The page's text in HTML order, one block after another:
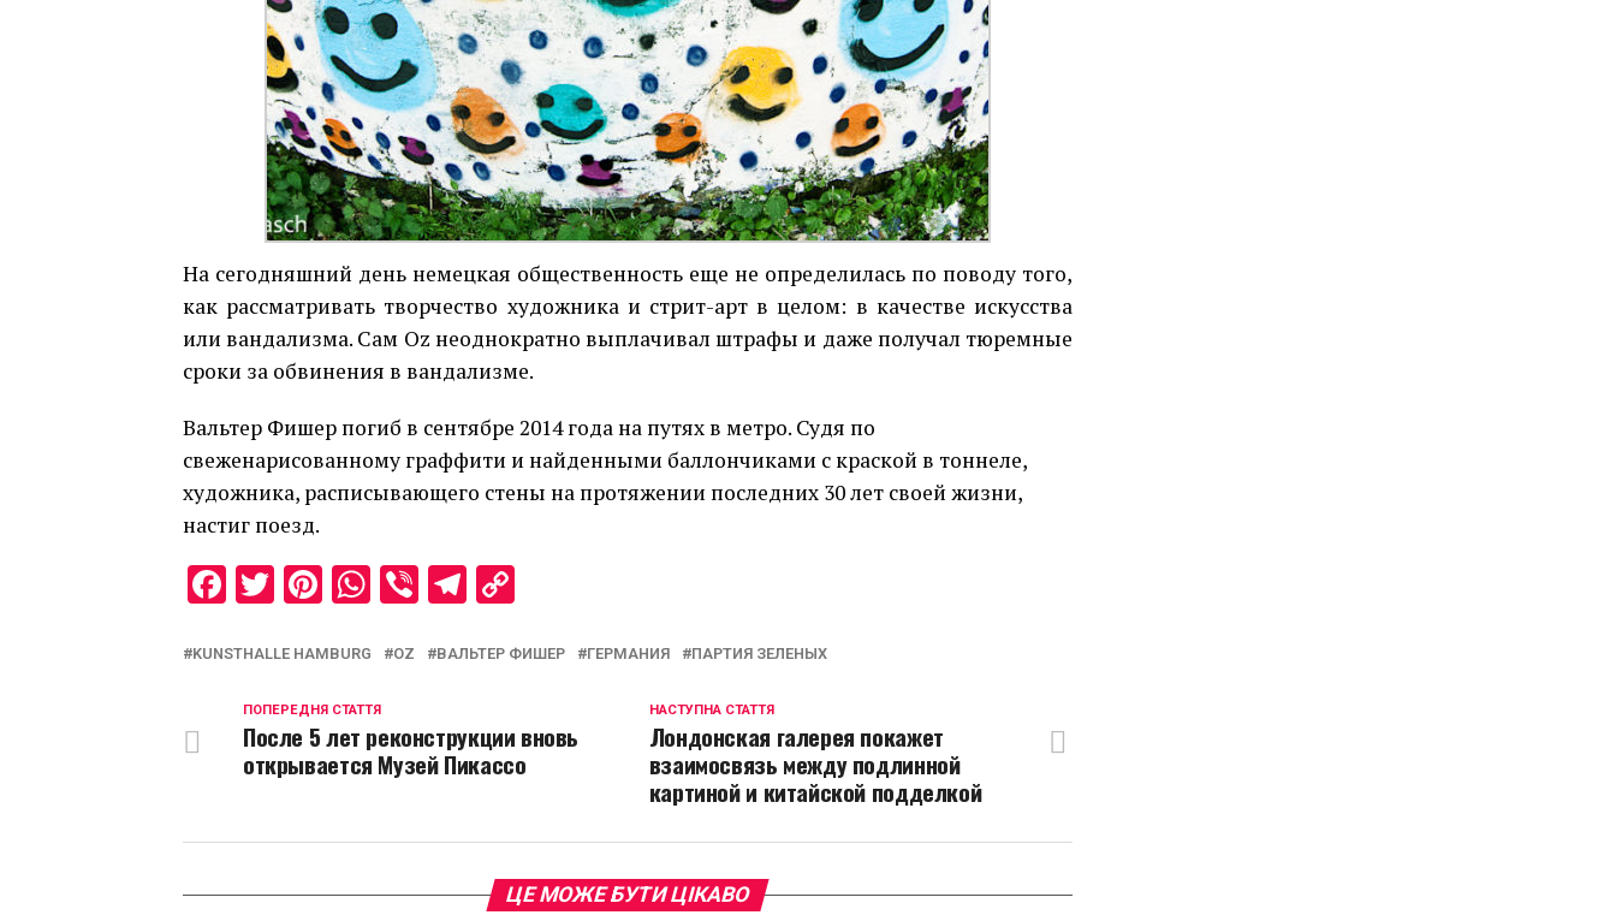
На сегодняшний день немецкая общественность еще не определилась по поводу того,
как рассматривать творчество художника и стрит-арт в целом: в качестве искусства
или вандализма. Сам Oz неоднократно выплачивал штрафы и даже получал тюремные
сроки за обвинения в вандализме.
Вальтер Фишер погиб в сентябре 2014 года на путях в метро. Судя по
свеженарисованному граффити и найденными баллончиками с краской в тоннеле,
художника, расписывающего стены на протяжении последних 30 лет своей жизни,
настиг поезд.
Facebook
Twitter
Pinterest
WhatsApp
ViberTelegram
KUNSTHALLE HAMBURG OZ ВАЛЬТЕР ФИШЕР ГЕРМАНИЯ ПАРТИЯ ЗЕЛЕНЫХ
НАСТУПНА СТАТТЯ
Лондонская галерея покажет
взаимосвязь между подлинной
картиной и китайской подделкой
ПОПЕРЕДНЯ СТАТТЯ
После 5 лет реконструкции вновь
открывается Музей Пикассо
ЦЕ МОЖЕ БУТИ ЦІКАВО